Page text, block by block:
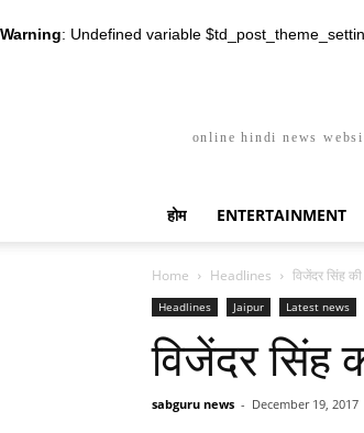
Warning: Undefined variable
online hindi news
होम ENTERTAINMENT
Home Headlines विजेंदर सिंह
Headlines Jaipur Latest news
विजेंदर सिंह
sabguru news - December 19, 2017